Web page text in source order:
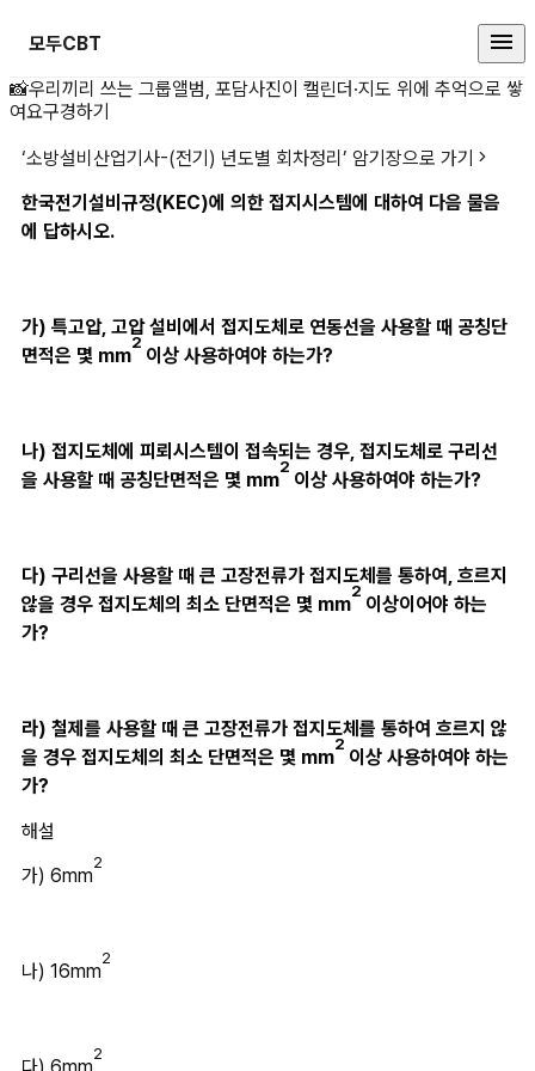
모두CBT
한국전기설비규정(KEC)에 의한
📸우리끼리 쓰는 그룹앨범, 포담사진이 캘린더·지도 위에 추억으로 쌓
여요구경하기
‘소방설비산업기사-(전기) 년도별 회차정리 ’ 암기장으로 가기
한국전기설비규정(KEC)에 의한 접지시스템에 대하여 다음 물음
에 답하시오.
가) 특고압, 고압 설비에서 접지도체로 연동선을 사용할 때 공칭단
면적은 몇 mm
2
이상 사용하여야 하는가?
나) 접지도체에 피뢰시스템이 접속되는 경우, 접지도체로 구리선
을 사용할 때 공칭단면적은 몇 mm
2
이상 사용하여야 하는가?
다) 구리선을 사용할 때 큰 고장전류가 접지도체를 통하여, 흐르지
않을 경우 접지도체의 최소 단면적은 몇 mm
2
이상이어야 하는
가?
라) 철제를 사용할 때 큰 고장전류가 접지도체를 통하여 흐르지 않
을 경우 접지도체의 최소 단면적은 몇 mm
2
이상 사용하여야 하는
가?
해설
가) 6mm
2
나) 16mm
2
2